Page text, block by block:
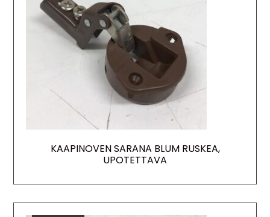
KAAPINOVEN SARANA BLUM RUSKEA,
UPOTETTAVA